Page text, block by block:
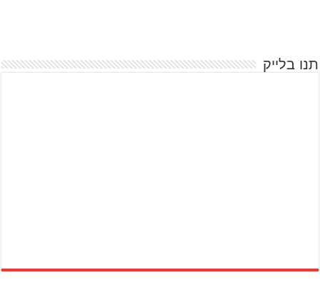
תנו בלייק